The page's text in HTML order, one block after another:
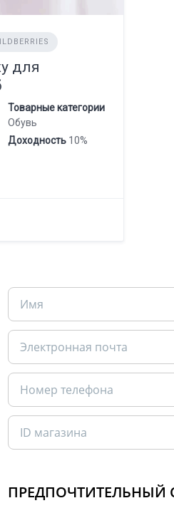
для
Товарные категории
Обувь
Доходность10%
ПРЕДПОЧТИТЕЛЬНЫЙ